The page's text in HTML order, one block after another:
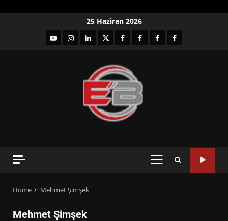
25 Haziran 2026
YouTubeInstagram
LinkedIntwitterfacebook-Facebook-
Facebook-Facebook-
PRIMARY
Home Mehmet Şimşek
Mehmet Şimşek